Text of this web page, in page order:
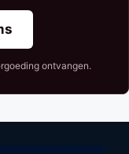
ontvangen.